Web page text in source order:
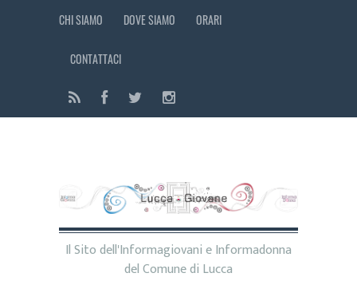
CHI SIAMO DOVE SIAMO ORARI
CONTATTACI
Il Sito dell'Informagiovani e Informadonna
del Comune di Lucca